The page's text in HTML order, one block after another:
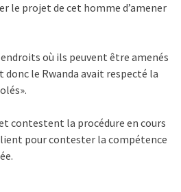
projet de cet homme d’amener
où ils peuvent être amenés
le Rwanda avait respecté la
contestent la procédure en cours
pour contester la compétence